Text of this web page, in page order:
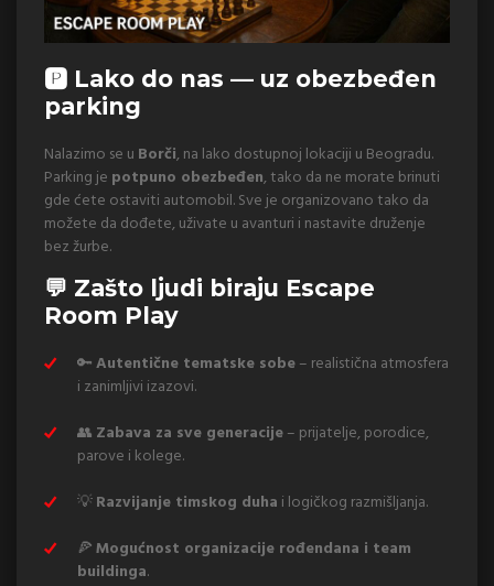
🅿️ Lako do nas — uz obezbeđen
parking
Nalazimo se u Borči, na lako dostupnoj lokaciji u Beogradu.
Parking je potpuno obezbeđen, tako da ne morate brinuti
gde ćete ostaviti automobil. Sve je organizovano tako da
možete da dođete, uživate u avanturi i nastavite druženje
bez žurbe.
💬 Zašto ljudi biraju Escape
Room Play
🔑Autentične tematske sobe– realistična atmosfera
i zanimljivi izazovi.
👥 Zabava za sve generacije– prijatelje, porodice,
parove i kolege.
💡Razvijanje timskog duha i logičkog razmišljanja.
🍕Mogućnost organizacije rođendana i team
buildinga.